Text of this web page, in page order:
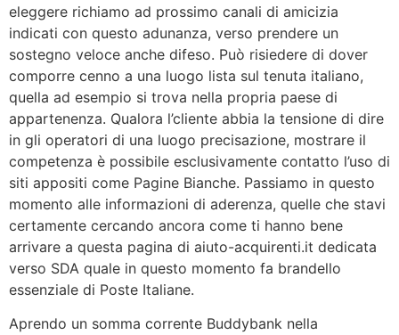
eleggere richiamo ad prossimo canali di amicizia
indicati con questo adunanza, verso prendere un
sostegno veloce anche difeso. Può risiedere di dover
comporre cenno a una luogo lista sul tenuta italiano,
quella ad esempio si trova nella propria paese di
appartenenza. Qualora l’cliente abbia la tensione di dire
in gli operatori di una luogo precisazione, mostrare il
competenza è possibile esclusivamente contatto l’uso di
siti appositi come Pagine Bianche. Passiamo in questo
momento alle informazioni di aderenza, quelle che stavi
certamente cercando ancora come ti hanno bene
arrivare a questa pagina di aiuto-acquirenti.it dedicata
verso SDA quale in questo momento fa brandello
essenziale di Poste Italiane.
Aprendo un somma corrente Buddybank nella